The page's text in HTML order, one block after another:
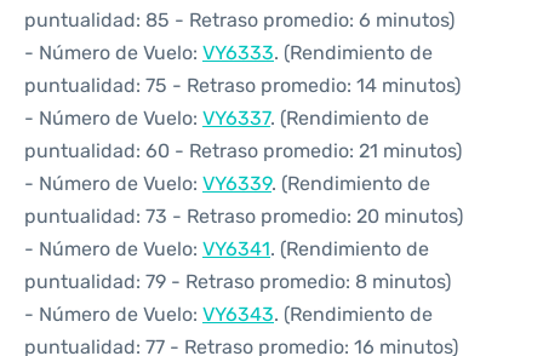
puntualidad: 85 - Retraso promedio: 6 minutos)
- Número de Vuelo: VY6333. (Rendimiento de
puntualidad: 75 - Retraso promedio: 14 minutos)
- Número de Vuelo: VY6337. (Rendimiento de
puntualidad: 60 - Retraso promedio: 21 minutos)
- Número de Vuelo: VY6339. (Rendimiento de
puntualidad: 73 - Retraso promedio: 20 minutos)
- Número de Vuelo: VY6341. (Rendimiento de
puntualidad: 79 - Retraso promedio: 8 minutos)
- Número de Vuelo: VY6343. (Rendimiento de
puntualidad: 77 - Retraso promedio: 16 minutos)